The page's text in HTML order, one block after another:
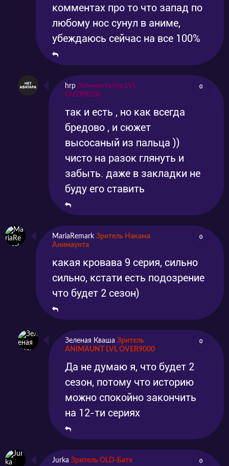
комментах про то что запад по
любому нос сунул в аниме,
убеждаюсь сейчас на все 100%
hrp Комментатор LVL
OVER9000
0
так и есть , но как всегда
бредово , и сюжет
высосаный из пальца ))
чисто на разок глянуть и
забыть. даже в закладки не
буду его ставить
MariaRemark Зритель Накама
Анимаунта
0
какая кровава 9 серия, сильно
сильно, кстати есть подозрение
что будет 2 сезон)
Зеленая Кваша Зритель
ANIMAUNT LVL OVER9000
0
Да не думаю я, что будет 2
сезон, потому что историю
можно спокойно закончить
на 12-ти сериях
Jurka Зритель OLD-Батя 0